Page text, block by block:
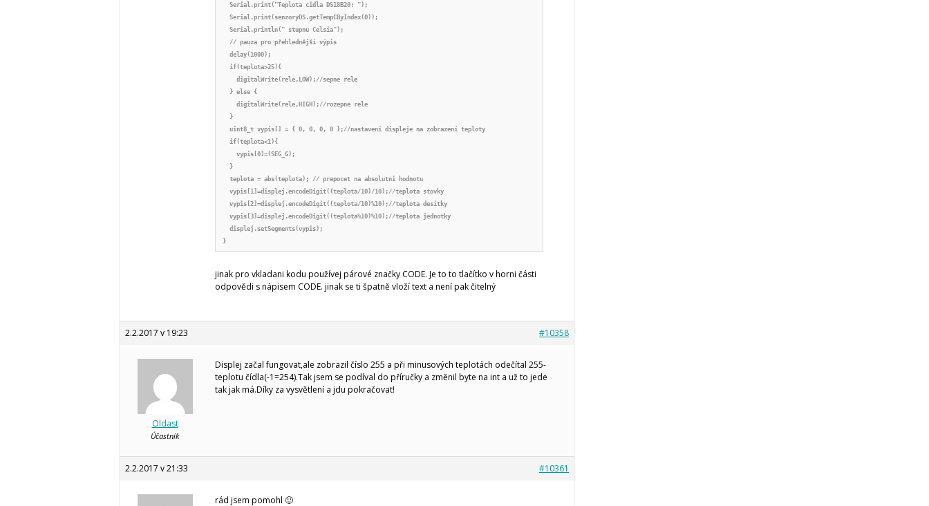
  Serial.print("Teplota cidla DS18B20: ");
  Serial.print(senzoryDS.getTempCByIndex(0));
  Serial.println(" stupnu Celsia");
  // pauza pro přehlednější výpis
  delay(1000);
  if(teplota>25){
    digitalWrite(rele,LOW);//sepne rele
  } else {
    digitalWrite(rele,HIGH);//rozepne rele
  }
  uint8_t vypis[] = { 0, 0, 0, 0 };//nastavení displeje na zobrazení teploty
  if(teplota<1){
    vypis[0]=(SEG_G);
  }
  teplota = abs(teplota); // prepocet na absolutni hodnotu
  vypis[1]=displej.encodeDigit((teplota/10)/10);//teplota stovky
  vypis[2]=displej.encodeDigit((teplota/10)%10);//teplota desítky
  vypis[3]=displej.encodeDigit((teplota%10)%10);//teplota jednotky
  displej.setSegments(vypis);
}
jinak pro vkladani kodu používej párové značky CODE. Je to to tlačítko v horni části
odpovědi s nápisem CODE. jinak se ti špatně vloží text a není pak čitelný
2.2.2017 v 19:23 #10358
Oldast
Účastník
Displej začal fungovat,ale zobrazil číslo 255 a při minusových teplotách odečítal 255-
teplotu čídla(-1=254).Tak jsem se podíval do příručky a změnil byte na int a už to jede
tak jak má.Díky za vysvětlení a jdu pokračovat!
2.2.2017 v 21:33 #10361
rád jsem pomohl 🙂